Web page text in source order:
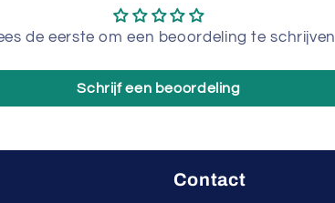
de eerste om een beoordeling te schrijven
Schrijf een beoordeling
Contact